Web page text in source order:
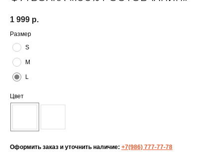
1 999 р.
Размер
S
M
L
Цвет
Оформить заказ и уточнить наличие: +7(986) 777-77-78